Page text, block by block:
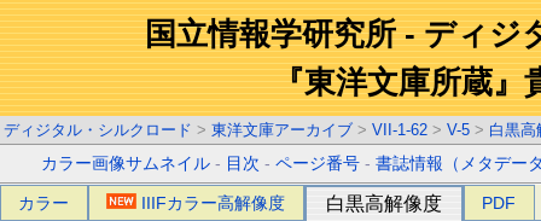
国立情報学研究所 - ディジ
『東洋文庫所蔵』
ディジタル・シルクロード > 東洋文庫アーカイブ > VII-1-62 > V-5 > 白黒高
カラー画像サムネイル - 目次 -ページ番号 -書誌情報（メタデー
カラー IIIFカラー高解像度 白黒高解像度 PDF